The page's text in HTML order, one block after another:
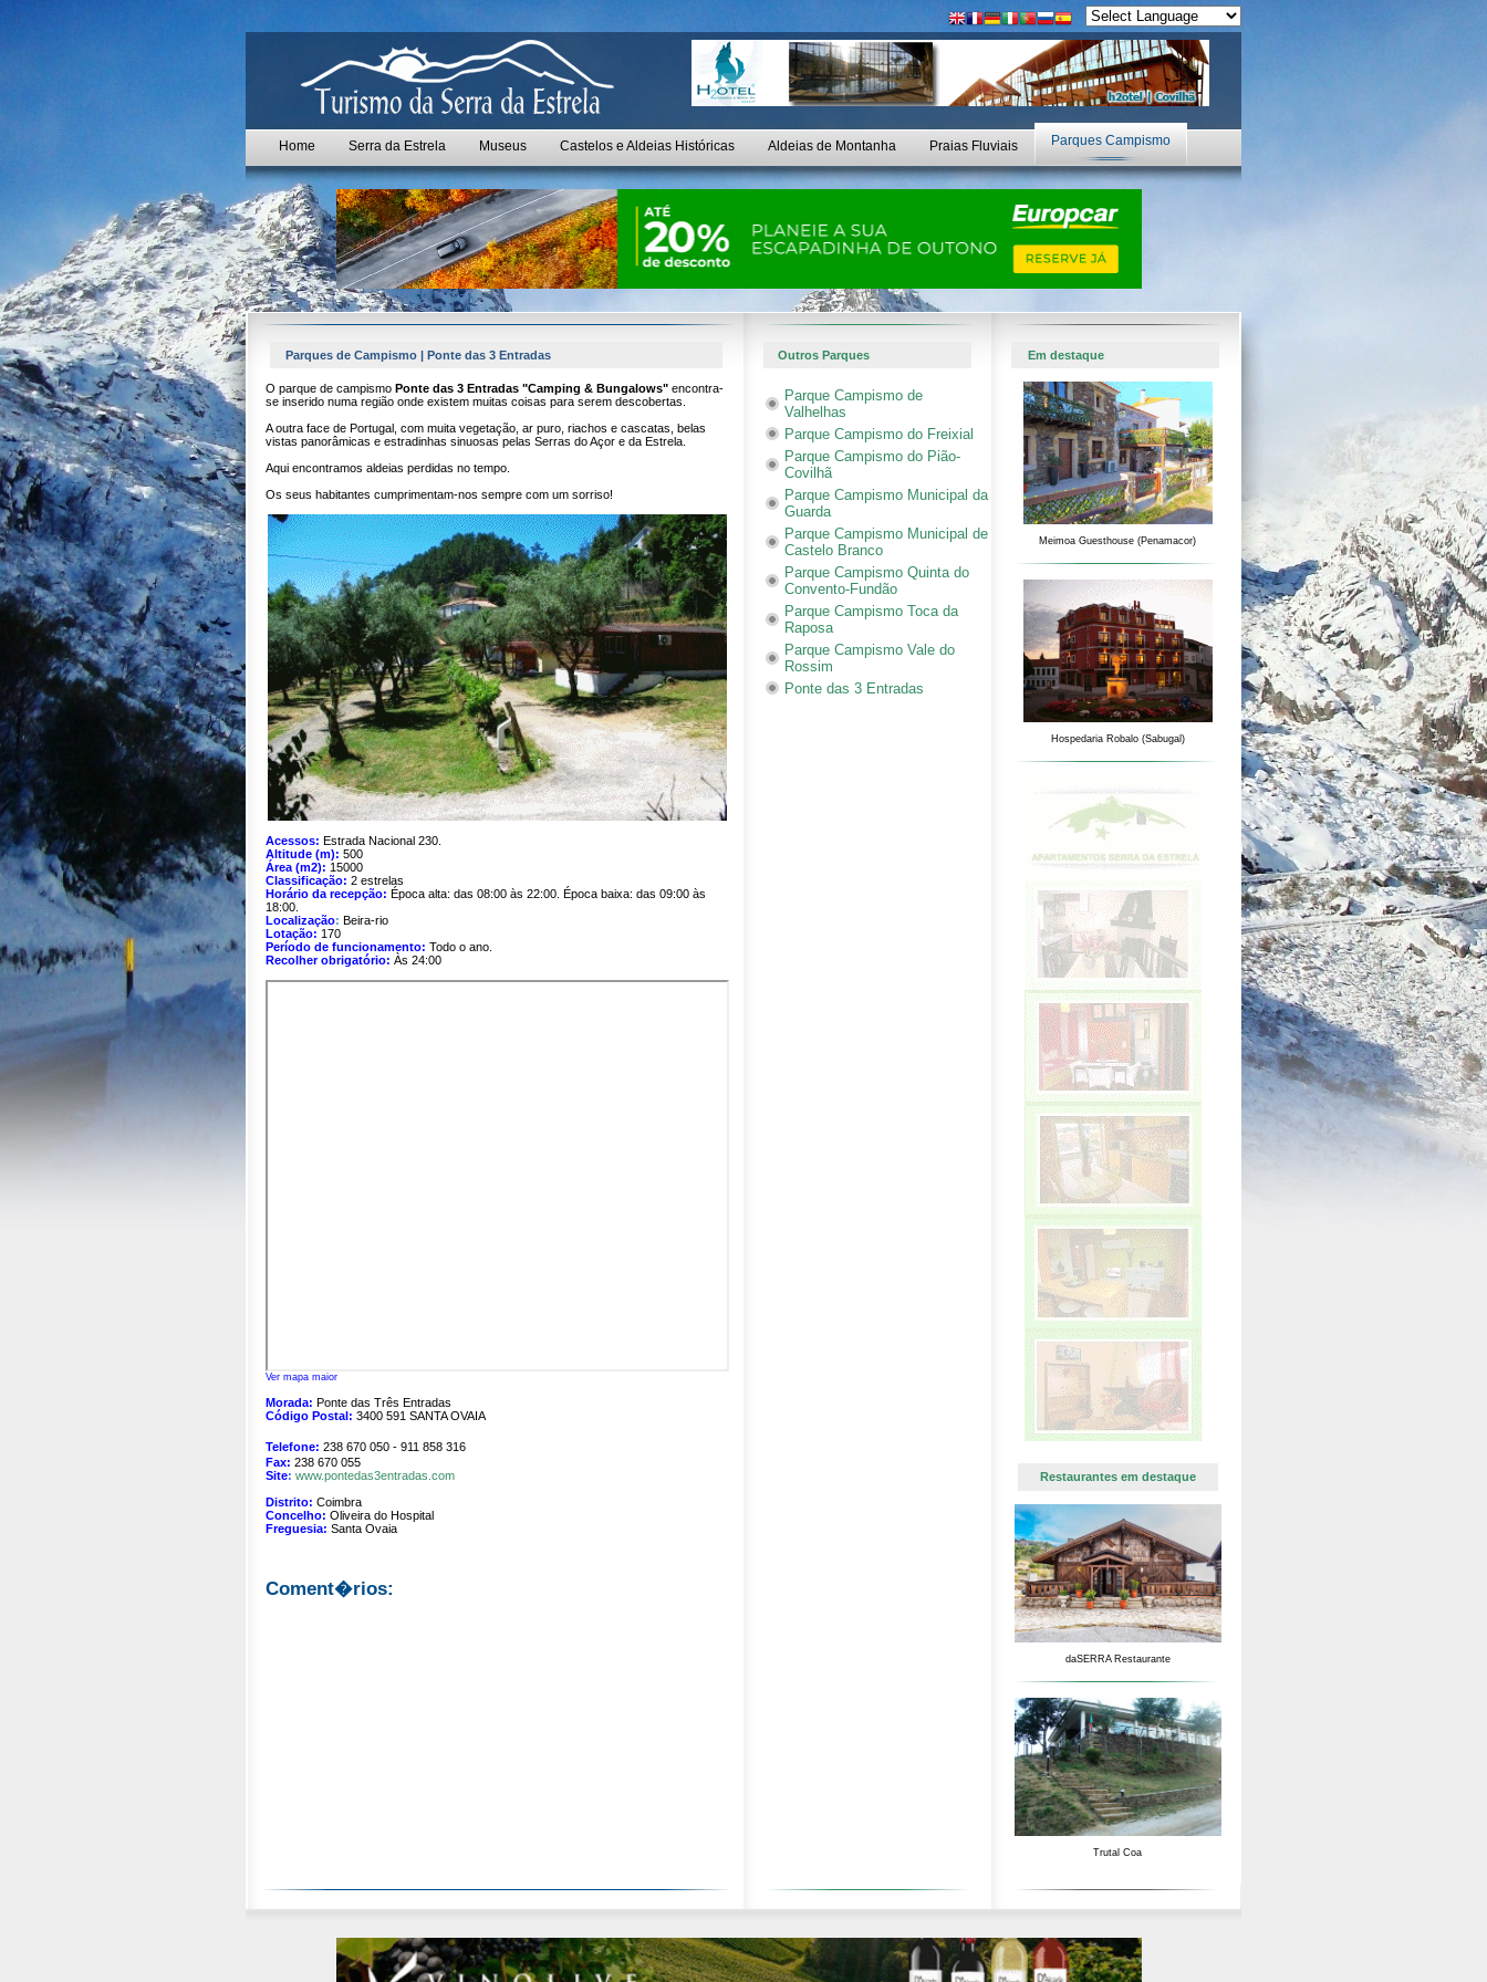
Home Serra da Estrela Museus Castelos e Aldeias Históricas Aldeias de Montanha Praias Fluviais Parques Campismo
Parques de Campismo | Ponte das 3 Entradas Outros Parques Em destaque
O parque de campismo Ponte das 3 Entradas "Camping & Bungalows" encontra-
se inserido numa região onde existem muitas coisas para serem descobertas.
A outra face de Portugal, com muita vegetação, ar puro, riachos e cascatas, belas
vistas panorâmicas e estradinhas sinuosas pelas Serras do Açor e da Estrela.
Aqui encontramos aldeias perdidas no tempo.
Os seus habitantes cumprimentam-nos sempre com um sorriso!
Acessos: Estrada Nacional 230.
Altitude (m): 500
Área (m2): 15000
Classificação: 2 estrelas
Horário da recepção: Época alta: das 08:00 às 22:00. Época baixa: das 09:00 às
18:00.
Localização: Beira-rio
Lotação: 170
Período de funcionamento: Todo o ano.
Recolher obrigatório: Às 24:00
Ver mapa maior
Morada: Ponte das Três Entradas
Código Postal: 3400 591 SANTA OVAIA
Telefone: 238 670 050 - 911 858 316
Fax: 238 670 055
Site: www.pontedas3entradas.com
Distrito: Coimbra
Concelho: Oliveira do Hospital
Freguesia: Santa Ovaia
Coment�rios:
Parque Campismo de
Valhelhas
Parque Campismo do Freixial
Parque Campismo do Pião-
Covilhã
Parque Campismo Municipal da
Guarda
Parque Campismo Municipal de
Castelo Branco
Parque Campismo Quinta do
Convento-Fundão
Parque Campismo Toca da
Raposa
Parque Campismo Vale do
Rossim
Ponte das 3 Entradas
Meimoa Guesthouse (Penamacor)
Hospedaria Robalo (Sabugal)
Restaurantes em destaque
daSERRA Restaurante
Trutal Coa